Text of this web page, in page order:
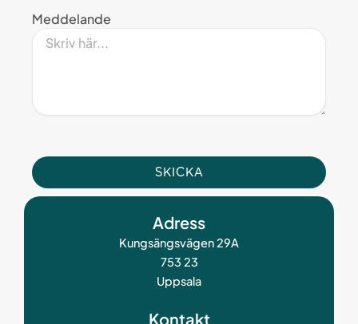
Meddelande
SKICKA
Adress
Kungsängsvägen 29A
753 23
Uppsala
Kontakt